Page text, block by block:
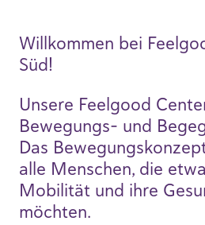
Willkommen bei
Süd!
Unsere Feelgood
Bewegungs- und
Das
alle Menschen, die
Mobilität und ihre
möchten.